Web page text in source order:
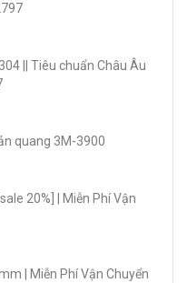
|| Tiêu chuẩn Châu Âu
quang 3M-3900
20%] | Miễn Phí Vận
| Miễn Phí Vận Chuyển